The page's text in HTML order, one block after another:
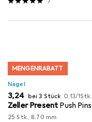
MENGENRABATT
Nägel
EUR
3,24 bei 3 Stück EUR
0,13/1Stk.
Zeller Present Push Pins
25 Stk., 8.70 mm